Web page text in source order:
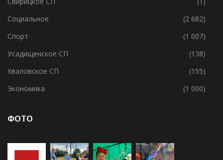
Разное
(670)
Свирицкое СП
(1)
Социальное
(2 682)
Спорт
(1 007)
Усадищенское СП
(138)
Хваловское СП
(155)